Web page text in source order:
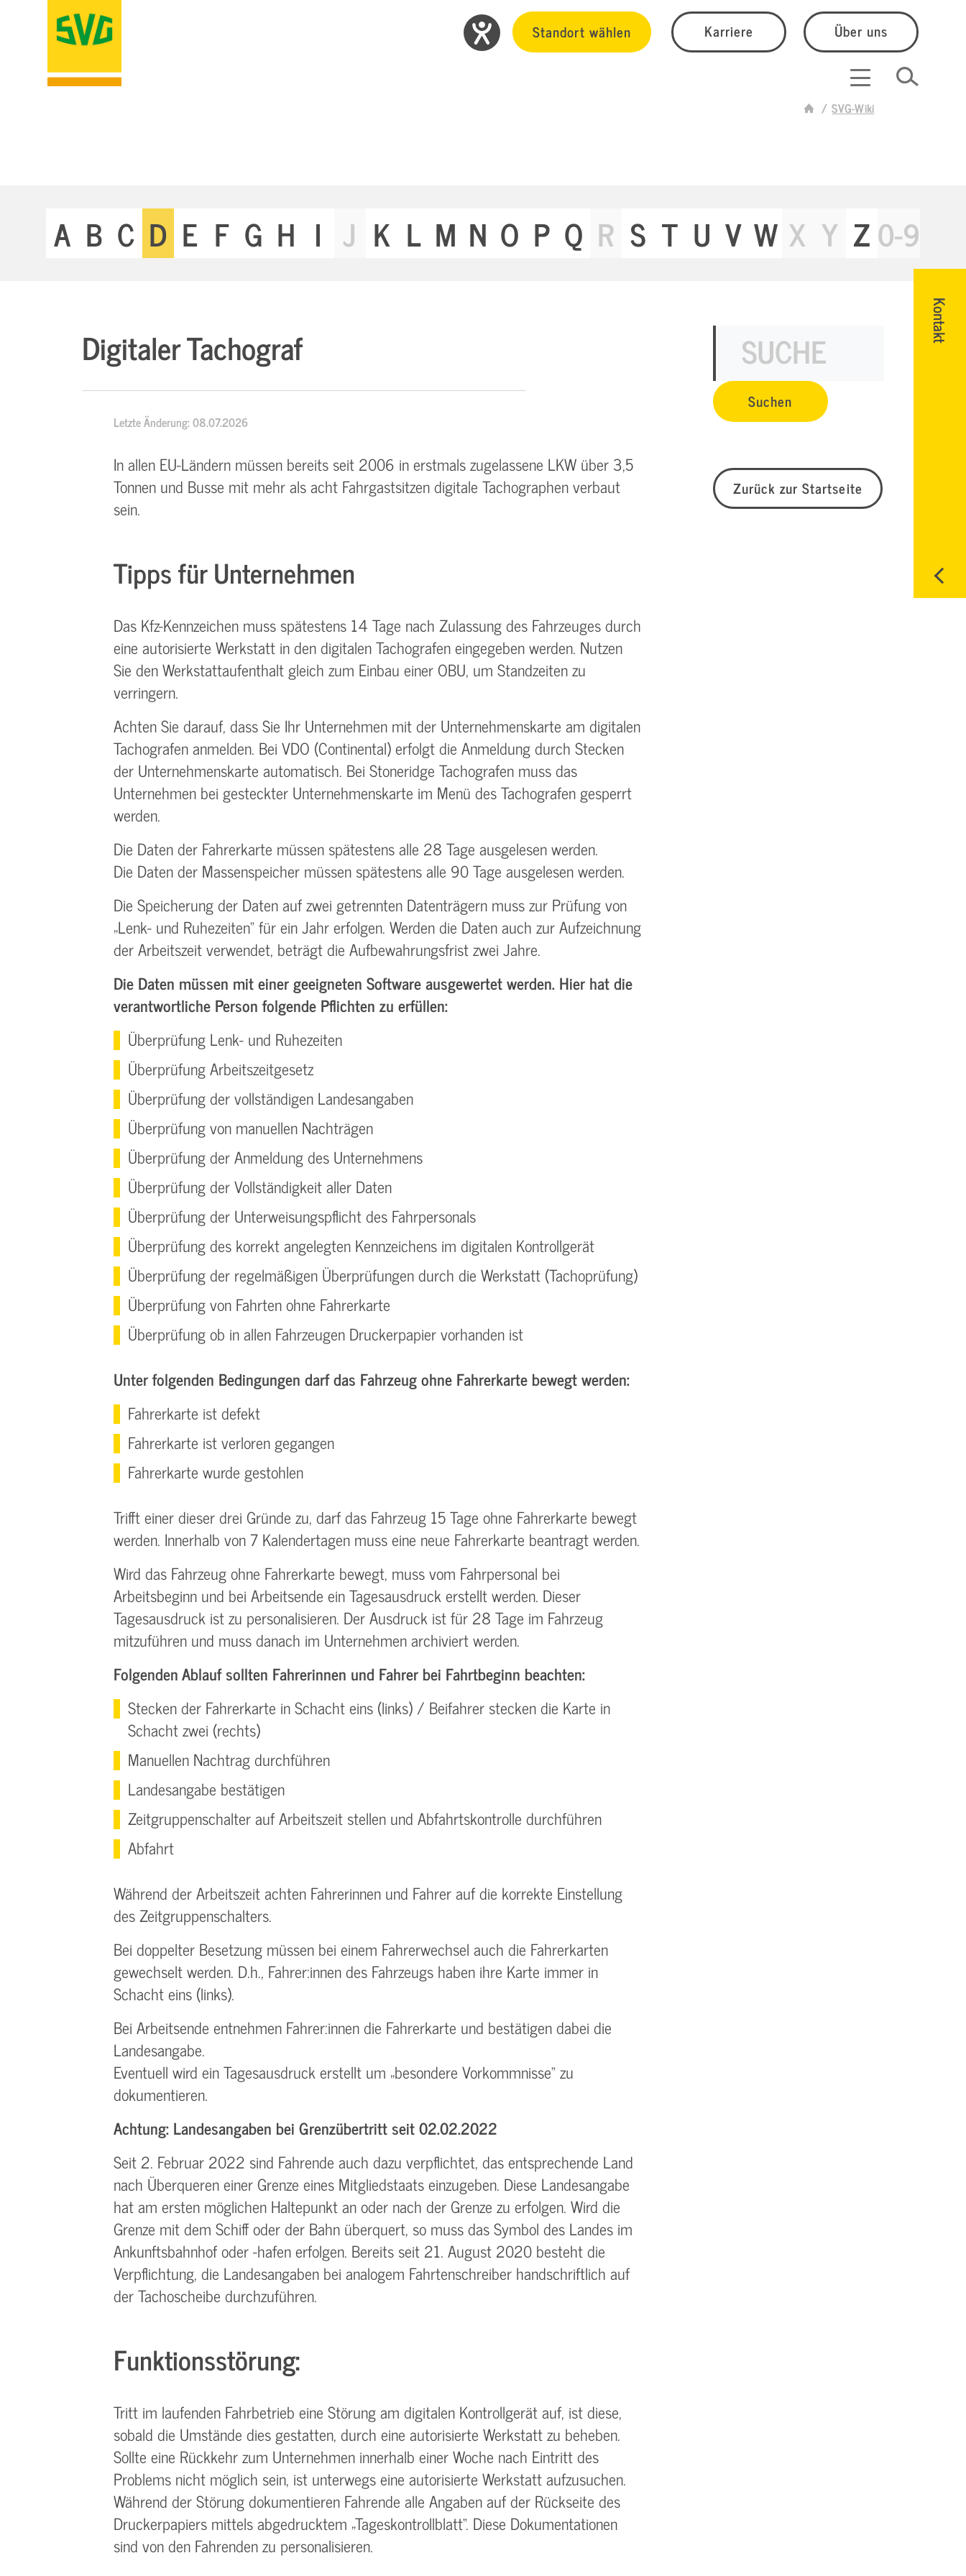
Standort wählen Karriere Über uns
SVG-Wiki
Kontakt
A B C D E F G H I J K L M N O P Q R S T U V W X Y Z0-9
Digitaler Tachograf
Letzte Änderung: 08.07.2026
In allen EU-Ländern müssen bereits seit 2006 in erstmals zugelassene LKW über 3,5
Tonnen und Busse mit mehr als acht Fahrgastsitzen digitale Tachographen verbaut
sein.
Tipps für Unternehmen
Das Kfz-Kennzeichen muss spätestens 14 Tage nach Zulassung des Fahrzeuges durch
eine autorisierte Werkstatt in den digitalen Tachografen eingegeben werden. Nutzen
Sie den Werkstattaufenthalt gleich zum Einbau einer OBU, um Standzeiten zu
verringern.
Achten Sie darauf, dass Sie Ihr Unternehmen mit der Unternehmenskarte am digitalen
Tachografen anmelden. Bei VDO (Continental) erfolgt die Anmeldung durch Stecken
der Unternehmenskarte automatisch. Bei Stoneridge Tachografen muss das
Unternehmen bei gesteckter Unternehmenskarte im Menü des Tachografen gesperrt
werden.
Die Daten der Fahrerkarte müssen spätestens alle 28 Tage ausgelesen werden.
Die Daten der Massenspeicher müssen spätestens alle 90 Tage ausgelesen werden.
Die Speicherung der Daten auf zwei getrennten Datenträgern muss zur Prüfung von
„Lenk- und Ruhezeiten“ für ein Jahr erfolgen. Werden die Daten auch zur Aufzeichnung
der Arbeitszeit verwendet, beträgt die Aufbewahrungsfrist zwei Jahre.
Die Daten müssen mit einer geeigneten Software ausgewertet werden. Hier hat die
verantwortliche Person folgende Pflichten zu erfüllen:
Überprüfung Lenk- und Ruhezeiten
Überprüfung Arbeitszeitgesetz
Überprüfung der vollständigen Landesangaben
Überprüfung von manuellen Nachträgen
Überprüfung der Anmeldung des Unternehmens
Überprüfung der Vollständigkeit aller Daten
Überprüfung der Unterweisungspflicht des Fahrpersonals
Überprüfung des korrekt angelegten Kennzeichens im digitalen Kontrollgerät
Überprüfung der regelmäßigen Überprüfungen durch die Werkstatt (Tachoprüfung)
Überprüfung von Fahrten ohne Fahrerkarte
Überprüfung ob in allen Fahrzeugen Druckerpapier vorhanden ist
Unter folgenden Bedingungen darf das Fahrzeug ohne Fahrerkarte bewegt werden:
Fahrerkarte ist defekt
Fahrerkarte ist verloren gegangen
Fahrerkarte wurde gestohlen
Trifft einer dieser drei Gründe zu, darf das Fahrzeug 15 Tage ohne Fahrerkarte bewegt
werden. Innerhalb von 7 Kalendertagen muss eine neue Fahrerkarte beantragt werden.
Wird das Fahrzeug ohne Fahrerkarte bewegt, muss vom Fahrpersonal bei
Arbeitsbeginn und bei Arbeitsende ein Tagesausdruck erstellt werden. Dieser
Tagesausdruck ist zu personalisieren. Der Ausdruck ist für 28 Tage im Fahrzeug
mitzuführen und muss danach im Unternehmen archiviert werden.
Folgenden Ablauf sollten Fahrerinnen und Fahrer bei Fahrtbeginn beachten:
Stecken der Fahrerkarte in Schacht eins (links) / Beifahrer stecken die Karte in
Schacht zwei (rechts)
Manuellen Nachtrag durchführen
Landesangabe bestätigen
Zeitgruppenschalter auf Arbeitszeit stellen und Abfahrtskontrolle durchführen
Abfahrt
Während der Arbeitszeit achten Fahrerinnen und Fahrer auf die korrekte Einstellung
des Zeitgruppenschalters.
Bei doppelter Besetzung müssen bei einem Fahrerwechsel auch die Fahrerkarten
gewechselt werden. D.h., Fahrer:innen des Fahrzeugs haben ihre Karte immer in
Schacht eins (links).
Bei Arbeitsende entnehmen Fahrer:innen die Fahrerkarte und bestätigen dabei die
Landesangabe.
Eventuell wird ein Tagesausdruck erstellt um „besondere Vorkommnisse“ zu
dokumentieren.
Achtung: Landesangaben bei Grenzübertritt seit 02.02.2022
Seit 2. Februar 2022 sind Fahrende auch dazu verpflichtet, das entsprechende Land
nach Überqueren einer Grenze eines Mitgliedstaats einzugeben. Diese Landesangabe
hat am ersten möglichen Haltepunkt an oder nach der Grenze zu erfolgen. Wird die
Grenze mit dem Schiff oder der Bahn überquert, so muss das Symbol des Landes im
Ankunftsbahnhof oder -hafen erfolgen. Bereits seit 21. August 2020 besteht die
Verpflichtung, die Landesangaben bei analogem Fahrtenschreiber handschriftlich auf
der Tachoscheibe durchzuführen.
Funktionsstörung:
Tritt im laufenden Fahrbetrieb eine Störung am digitalen Kontrollgerät auf, ist diese,
sobald die Umstände dies gestatten, durch eine autorisierte Werkstatt zu beheben.
Sollte eine Rückkehr zum Unternehmen innerhalb einer Woche nach Eintritt des
Problems nicht möglich sein, ist unterwegs eine autorisierte Werkstatt aufzusuchen.
Während der Störung dokumentieren Fahrende alle Angaben auf der Rückseite des
Druckerpapiers mittels abgedrucktem „Tageskontrollblatt“. Diese Dokumentationen
sind von den Fahrenden zu personalisieren.
Zurück zur Startseite